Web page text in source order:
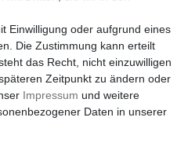
2 Anhänger
immer bei sich – stilvoll,
Einwilligung oder aufgrund eines
Die Zustimmung kann erteilt
das Recht, nicht einzuwilligen
Zeitpunkt zu ändern oder
Impressum und weitere
Daten in unserer